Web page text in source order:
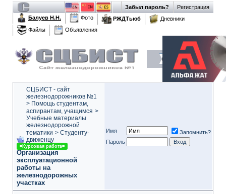
Регистрация
Забыл пароль?
Балуев Н.Н.
Фото РЖДТьюб
Дневники
Файлы
Объявления
СЦБИСТ - сайт
железнодорожников №1
> Помощь студентам,
аспирантам, учащимся >
Учебные материалы
железнодорожной
тематики > Студенту-
движeнцу
=Курсовая работа=
Организация
эксплуатационной
работы на
железнодорожных
участках
Имя
Запомнить?
Пароль